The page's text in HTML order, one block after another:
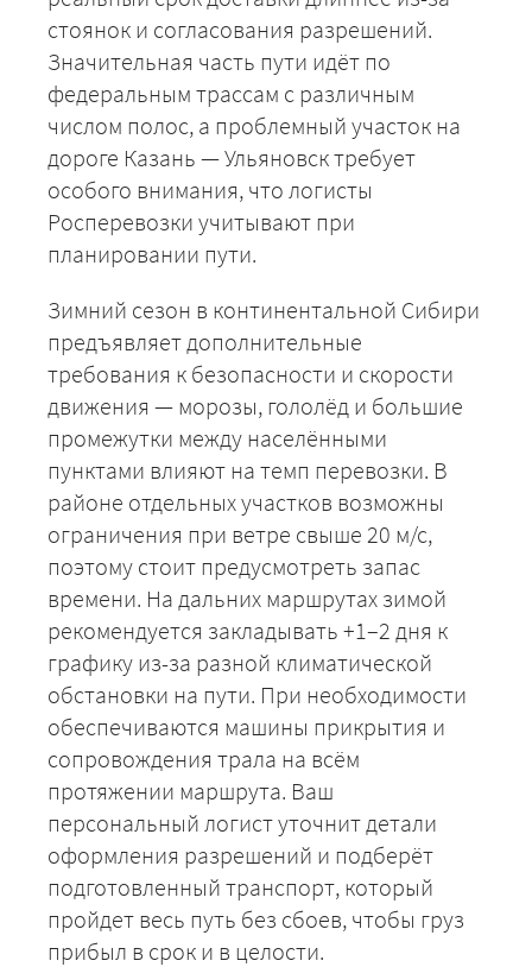
стоянок и согласования разрешений.
Значительная часть пути идёт по
федеральным трассам с различным
числом полос, а проблемный участок на
дороге Казань — Ульяновск требует
особого внимания, что логисты
Росперевозки учитывают при
планировании пути.
Зимний сезон в континентальной Сибири
предъявляет дополнительные
требования к безопасности и скорости
движения — морозы, гололёд и большие
промежутки между населёнными
пунктами влияют на темп перевозки. В
районе отдельных участков возможны
ограничения при ветре свыше 20 м/с,
поэтому стоит предусмотреть запас
времени. На дальних маршрутах зимой
рекомендуется закладывать +1–2 дня к
графику из-за разной климатической
обстановки на пути. При необходимости
обеспечиваются машины прикрытия и
сопровождения трала на всём
протяжении маршрута. Ваш
персональный логист уточнит детали
оформления разрешений и подберёт
подготовленный транспорт, который
пройдет весь путь без сбоев, чтобы груз
прибыл в срок и в целости.
ЗАКАЗАТЬ